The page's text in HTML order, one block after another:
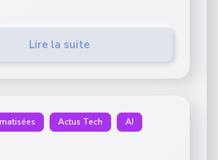
Lire la suite
Actus Tech AI